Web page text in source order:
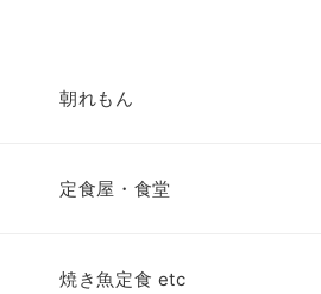
朝れもん
定食屋・食堂
焼き魚定食 etc